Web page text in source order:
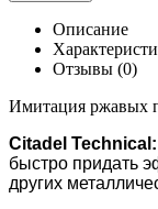
Описание
Отзывы (0)
Имитация ржавых
Citadel
быстро придать
других